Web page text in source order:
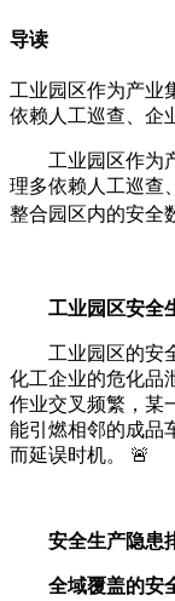
导读
工业园区作为产业
依赖人工巡查、企
工业园区作为
理多依赖人工巡查
整合园区内的安全
工业园区安全
工业园区的安
化工企业的危化品
作业交叉频繁，某
能引燃相邻的成品
而延误时机。 🚨
安全生产隐患
全域覆盖的安